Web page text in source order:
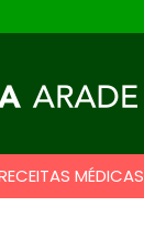
MÉDICAS